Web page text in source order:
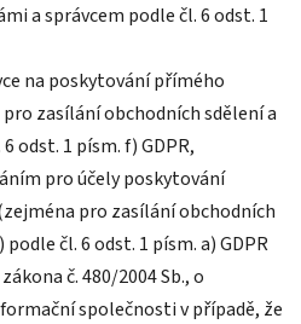
a správcem podle čl. 6 odst. 1
na poskytování přímého
zasílání obchodních sdělení a
odst. 1 písm. f) GDPR,
pro účely poskytování
pro zasílání obchodních
čl. 6 odst. 1 písm. a) GDPR
č. 480/2004 Sb., o
společnosti v případě, že